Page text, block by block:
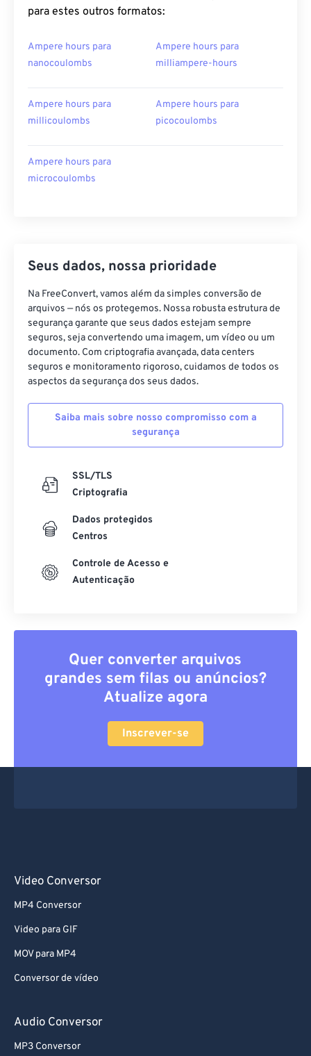
para estes outros formatos:
Ampere hours para
nanocoulombs
Ampere hours para
milliampere-hours
Ampere hours para
millicoulombs
Ampere hours para
picocoulombs
Ampere hours para
microcoulombs
Seus dados, nossa prioridade
Na FreeConvert, vamos além da simples conversão de
arquivos — nós os protegemos. Nossa robusta estrutura de
segurança garante que seus dados estejam sempre
seguros, seja convertendo uma imagem, um vídeo ou um
documento. Com criptografia avançada, data centers
seguros e monitoramento rigoroso, cuidamos de todos os
aspectos da segurança dos seus dados.
Saiba mais sobre nosso compromisso com a
segurança
SSL/TLS
Criptografia
Dados protegidos
Centros
Controle de Acesso e
Autenticação
Quer converter arquivos
grandes sem filas ou anúncios?
Atualize agora
Inscrever-se
Video Conversor
MP4 Conversor
Video para GIF
MOV para MP4
Conversor de vídeo
Audio Conversor
MP3 Conversor